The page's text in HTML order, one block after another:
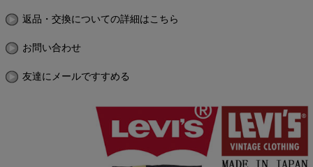
返品・交換についての詳細はこちら
お問い合わせ
友達にメールですすめる